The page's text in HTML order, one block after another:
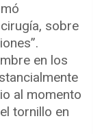
sobre
en los
al momento
tornillo en